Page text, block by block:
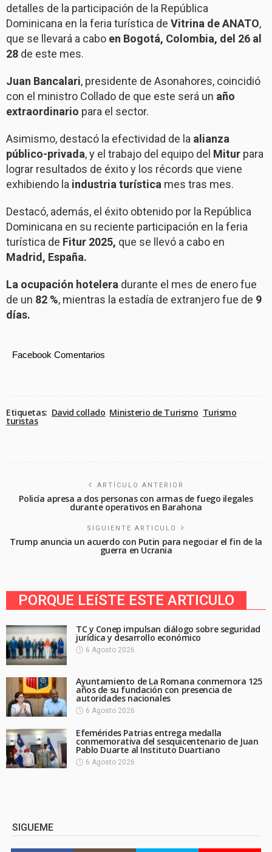
detalles de la participación de la República
Dominicana en la feria turística de Vitrina de ANATO,
que se llevará a cabo en Bogotá, Colombia, del 26 al
28 de este mes.
Juan Bancalari, presidente de Asonahores, coincidió
con el ministro Collado de que este será un año
extraordinario para el sector.
Asimismo, destacó la efectividad de la alianza
público-privada, y el trabajo del equipo del Mitur para
lograr resultados de éxito y los récords que viene
exhibiendo la industria turística mes tras mes.
Destacó, además, el éxito obtenido por la República
Dominicana en su reciente participación en la feria
turística de Fitur 2025, que se llevó a cabo en
Madrid, España.
La ocupación hotelera durante el mes de enero fue
de un 82 %, mientras la estadía de extranjero fue de 9
días.
Facebook Comentarios
Etiquetas: David collado Ministerio de Turismo Turismo
turistas
ARTÍCULO ANTERIOR
Policía apresa a dos personas con armas de fuego ilegales
durante operativos en Barahona
SIGUIENTE ARTICULO
Trump anuncia un acuerdo con Putin para negociar el fin de la
guerra en Ucrania
PORQUE LEíSTE ESTE ARTICULO
TC y Conep impulsan diálogo sobre seguridad
jurídica y desarrollo económico
6 Agosto 2026
Ayuntamiento de La Romana conmemora 125
años de su fundación con presencia de
autoridades nacionales
6 Agosto 2026
Efemérides Patrias entrega medalla
conmemorativa del sesquicentenario de Juan
Pablo Duarte al Instituto Duartiano
6 Agosto 2026
SIGUEME